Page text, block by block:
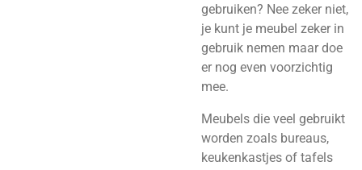
gebruiken? Nee zeker niet,
je kunt je meubel zeker in
gebruik nemen maar doe
er nog even voorzichtig
mee.
Meubels die veel gebruikt
worden zoals bureaus,
keukenkastjes of tafels